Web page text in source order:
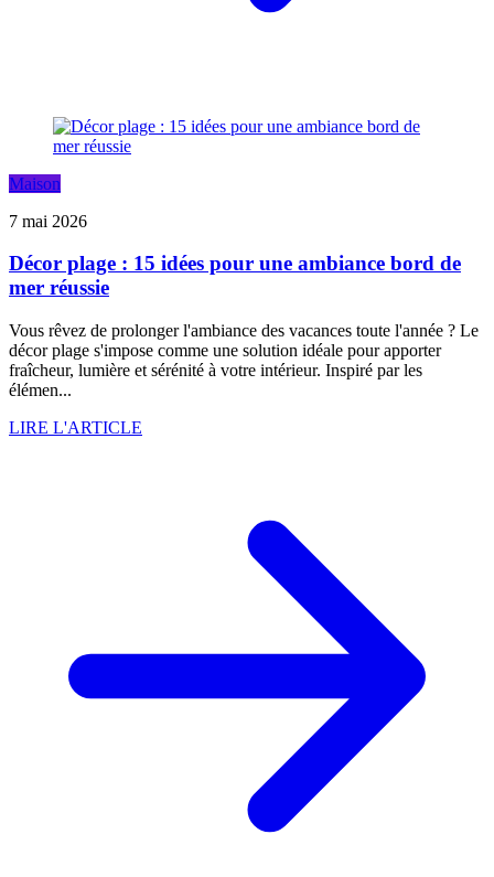
Maison
7 mai 2026
Décor plage : 15 idées pour une ambiance bord de
mer réussie
Vous rêvez de prolonger l'ambiance des vacances toute l'année ? Le
décor plage s'impose comme une solution idéale pour apporter
fraîcheur, lumière et sérénité à votre intérieur. Inspiré par les
élémen...
LIRE L'ARTICLE